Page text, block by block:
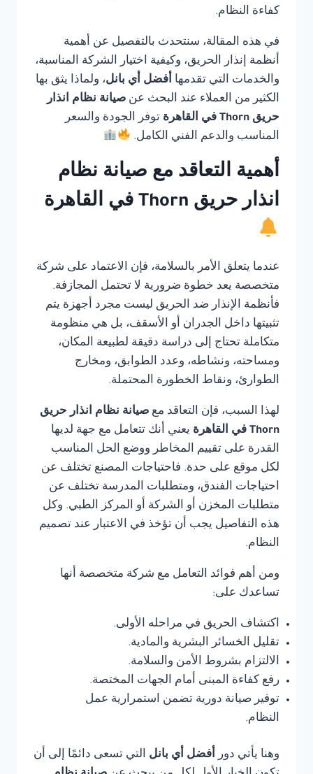
كفاءة النظام.
في هذه المقالة، سنتحدث بالتفصيل عن أهمية
أنظمة إنذار الحريق، وكيفية اختيار الشركة المناسبة،
والخدمات التي تقدمها أفضل أي بانل، ولماذا يثق بها
الكثير من العملاء عند البحث عن صيانة نظام انذار
حريق Thorn في القاهرة
توفر الجودة والسعر
المناسب والدعم الفني الكامل.
أهمية التعاقد مع صيانة نظام
انذار حريق Thorn في القاهرة
عندما يتعلق الأمر بالسلامة، فإن الاعتماد على شركة
متخصصة يعد خطوة ضرورية لا تحتمل المجازفة.
فأنظمة الإنذار ضد الحريق ليست مجرد أجهزة يتم
تثبيتها داخل الجدران أو الأسقف، بل هي منظومة
متكاملة تحتاج إلى دراسة دقيقة لطبيعة المكان،
ومساحته، ونشاطه، وعدد الطوابق، ومخارج
الطوارئ، ونقاط الخطورة المحتملة.
لهذا السبب، فإن التعاقد مع صيانة نظام انذار حريق
Thorn في القاهرة
يعني أنك تتعامل مع جهة لديها
القدرة على تقييم المخاطر ووضع الحل المناسب
لكل موقع على حدة. فاحتياجات المصنع تختلف عن
احتياجات الفندق، ومتطلبات المدرسة تختلف عن
متطلبات المخزن أو الشركة أو المركز الطبي. وكل
هذه التفاصيل يجب أن تؤخذ في الاعتبار عند تصميم
النظام.
ومن أهم فوائد التعامل مع شركة متخصصة أنها
تساعدك على:
اكتشاف الحريق في مراحله الأولى.
تقليل الخسائر البشرية والمادية.
الالتزام بشروط الأمن والسلامة.
رفع كفاءة المبنى أمام الجهات المختصة.
توفير صيانة دورية تضمن استمرارية عمل
النظام.
وهنا يأتي دور أفضل أي بانل التي تسعى دائمًا إلى أن